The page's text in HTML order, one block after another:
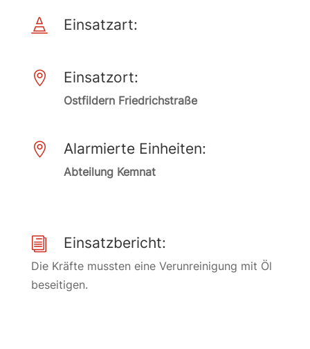
 Einsatzart:
 Einsatzort:
Ostfildern Friedrichstraße
 Alarmierte Einheiten:
Abteilung Kemnat
i Einsatzbericht:
Die Kräfte mussten eine Verunreinigung mit Öl
beseitigen.